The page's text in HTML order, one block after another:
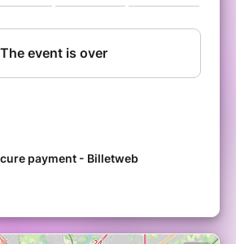
rencontres, qui finira en grande fête,
!!!